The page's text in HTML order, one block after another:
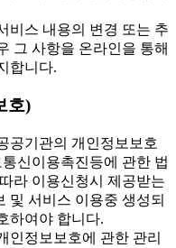
비스 내용의 변경 또는 추
그 사항을 온라인을 통해
합니다.
호)
공기관의 개인정보보호
신이용촉진등에 관한 법
라 이용신청시 제공받는
및 서비스 이용중 생성되
하여야 합니다.
정보보호에 관한 관리